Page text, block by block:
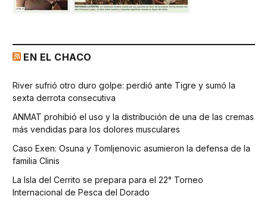
EN EL CHACO
River sufrió otro duro golpe: perdió ante Tigre y sumó la
sexta derrota consecutiva
ANMAT prohibió el uso y la distribución de una de las cremas
más vendidas para los dolores musculares
Caso Exen: Osuna y Tomljenovic asumieron la defensa de la
familia Clinis
La Isla del Cerrito se prepara para el 22° Torneo
Internacional de Pesca del Dorado